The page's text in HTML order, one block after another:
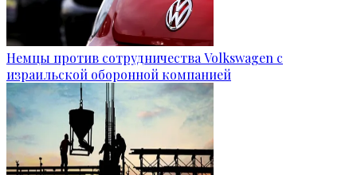
Немцы против сотрудничества Volkswagen с
израильской оборонной компанией